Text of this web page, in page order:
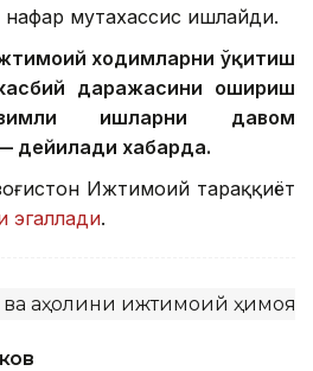
мутахассис ишлайди.
ходимларни ўқитиш
даражасини ошириш
ишларни давом
дейилади хабарда.
Ижтимоий тараққиёт
эгаллади.
ва аҳолини ижтимоий ҳимоя